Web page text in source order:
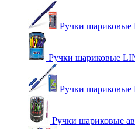
Ручки
Ручки шариковые
Ручки шариковые
Ручки шариковые